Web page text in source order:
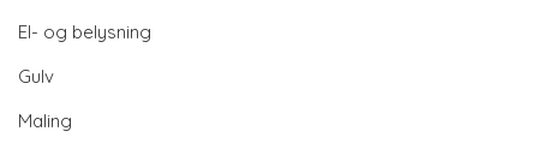
El- og belysning
Gulv
Maling